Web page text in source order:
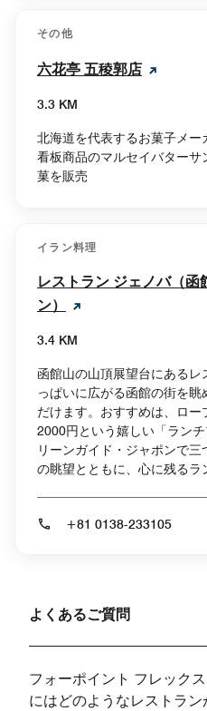
その他
六花亭 五稜郭店
3.3 KM
北海道を代表するお菓子メー
看板商品のマルセイバター
菓を販売
イラン料理
レストラン ジェノバ（函
ン）
3.4 KM
函館山の山頂展望台にある
っぱいに広がる函館の街を
だけます。おすすめは、ロ
2000円という嬉しい「ラン
リーンガイド・ジャポンで
の眺望とともに、心に残るラ
+81 0138-233105
よくあるご質問
フォーポイント フレック
にはどのようなレストラン